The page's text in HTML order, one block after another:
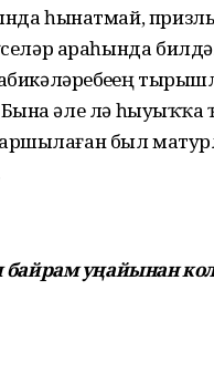
һынатмай, призлы
араһында
Бына әле лә
был
уңайынан